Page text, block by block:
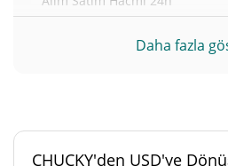
Hacim / Piyasa Değeri
Daha fazla
CHUCKY'den USD'ye